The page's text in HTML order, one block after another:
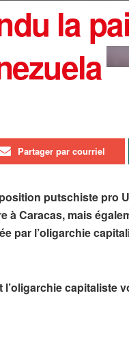
la
Partager par courriel
putschiste pro
à Caracas, mais
par l’oligarchie
capitaliste